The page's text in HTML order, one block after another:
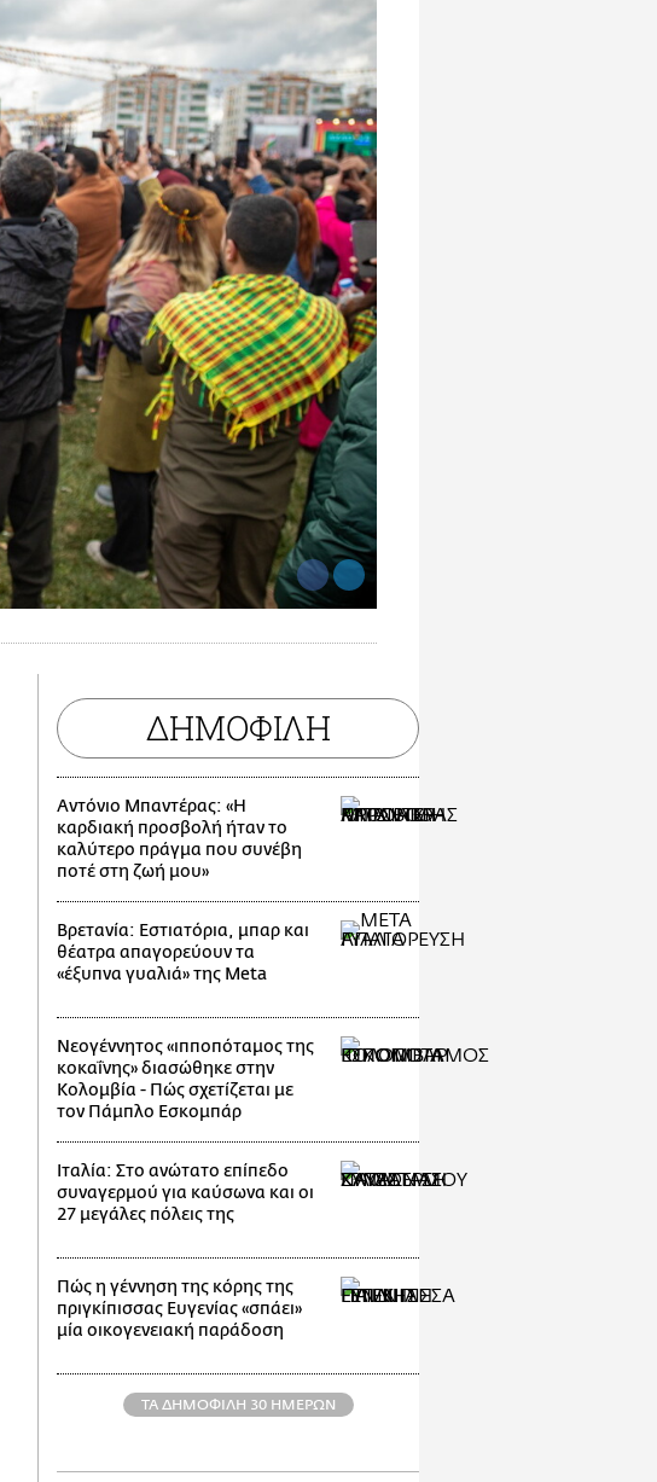
ΔΗΜΟΦΙΛΗ
Αντόνιο Μπαντέρας: «Η
καρδιακή προσβολή ήταν το
καλύτερο πράγμα που συνέβη
ποτέ στη ζωή μου»
Βρετανία: Εστιατόρια, μπαρ και
θέατρα απαγορεύουν τα
«έξυπνα γυαλιά» της Meta
Νεογέννητος «ιπποπόταμος της
κοκαΐνης» διασώθηκε στην
Κολομβία - Πώς σχετίζεται με
τον Πάμπλο Εσκομπάρ
Ιταλία: Στο ανώτατο επίπεδο
συναγερμού για καύσωνα και οι
27 μεγάλες πόλεις της
Πώς η γέννηση της κόρης της
πριγκίπισσας Ευγενίας «σπάει»
μία οικογενειακή παράδοση
ΤΑ ΔΗΜΟΦΙΛΗ 30 ΗΜΕΡΩΝ